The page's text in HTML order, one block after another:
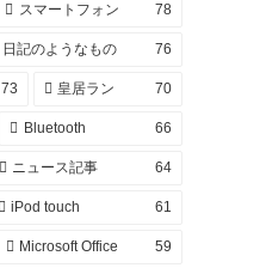
スマートフォン 78
日記のようなもの 76
73 皇居ラン 70
Bluetooth 66
ニュース記事 64
iPod touch 61
Microsoft Office 59